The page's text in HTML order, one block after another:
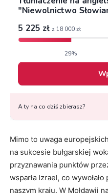
Mimo to uwaga
na sukcesie bułgarskiej
przyznawania punktów
wsparła Izrael, co
naszym kraju. W Mołdawii